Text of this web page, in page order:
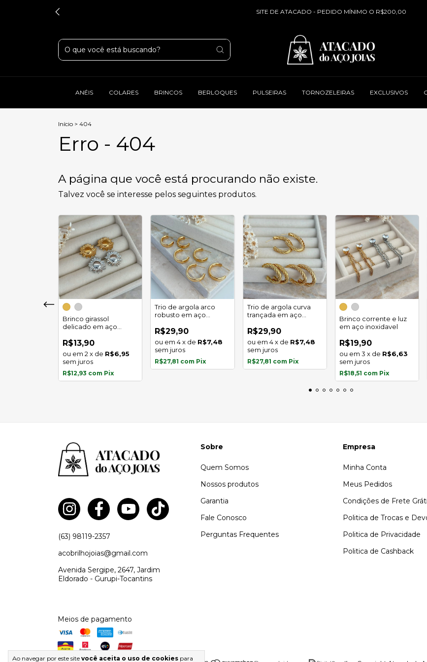
SITE DE ATACADO - PEDIDO MÍNIMO O R$200,00
ANÉIS COLARES BRINCOS BERLOQUES PULSEIRAS TORNOZELEIRAS EXCLUSIVOS
Ao navegar por este site você aceita o uso de cookies para
Início > 404
Erro - 404
A página que você está procurando não existe.
Talvez você se interesse pelos seguintes produtos.
Brinco girassol
delicado em aço
R$13,90
2 x de R$6,95
sem juros
R$12,93 com Pix
Trio de argola arco
robusto em aço
R$29,90
4 x de R$7,48
sem juros
R$27,81 com Pix
Trio de argola curva
trançada em aço
R$29,90
4 x de R$7,48
sem juros
R$27,81 com Pix
Brinco corrente e luz
em aço inoxidavel
R$19,90
3 x de R$6,63
sem juros
R$18,51 com Pix
(63) 98119-2357
acobrilhojoias@gmail.com
Avenida Sergipe, 2647, Jardim
Eldorado - Gurupi-Tocantins
Sobre
Quem Somos
Nossos produtos
Garantia
Fale Conosco
Perguntas Frequentes
Empresa
Minha Conta
Meus Pedidos
Condições de Frete
Politica de Trocas e
Politica de Privacidade
Politica de Cashback
Meios de pagamento